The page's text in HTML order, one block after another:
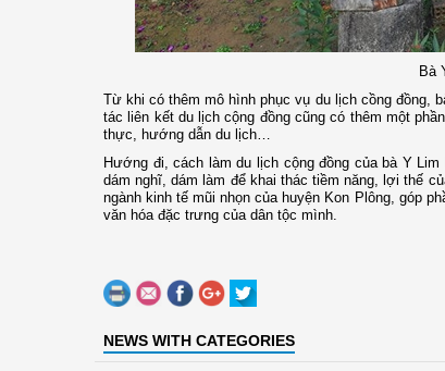
Bà
Từ khi có thêm mô hình phục vụ du lịch cồng đồng,
tác liên kết du lịch cộng đồng cũng có thêm một
thực, hướng dẫn du lịch…
Hướng đi, cách làm du lịch cộng đồng của bà Y
dám nghĩ, dám làm để khai thác tiềm năng, lợi thế
ngành kinh tế mũi nhọn của huyện Kon Plông, góp
văn hóa đặc trưng của dân tộc mình.
NEWS WITH CATEGORIES